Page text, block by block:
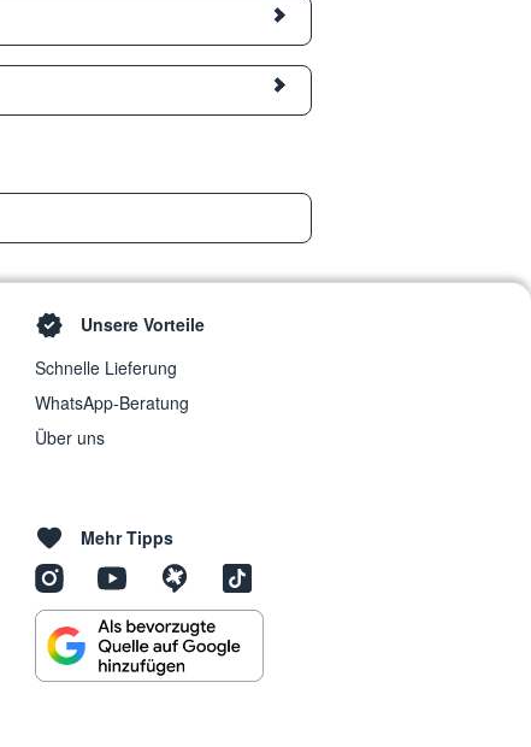
Unsere Vorteile
Schnelle Lieferung
WhatsApp-Beratung
Über uns
Mehr Tipps